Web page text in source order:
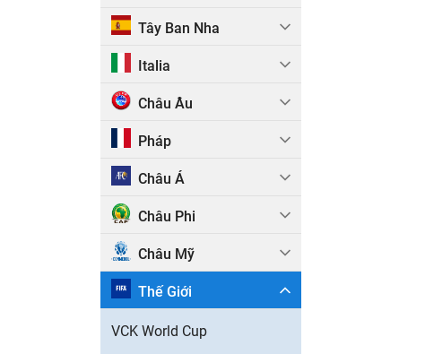
Tây Ban Nha
Italia
Châu Âu
Pháp
Châu Á
Châu Phi
Châu Mỹ
Thế Giới
VCK World Cup